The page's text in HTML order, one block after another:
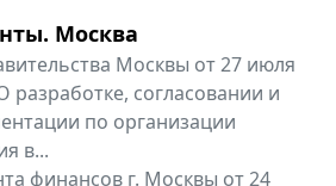
Москва
Москвы от 27 июля
согласовании и
по организации
в...
финансов г. Москвы от 24